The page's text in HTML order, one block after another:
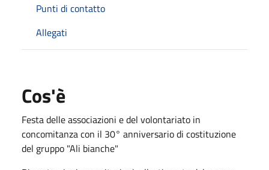
Punti di contatto
Allegati
Cos'è
Festa delle associazioni e del volontariato in
concomitanza con il 30° anniversario di costituzione
del gruppo "Ali bianche"